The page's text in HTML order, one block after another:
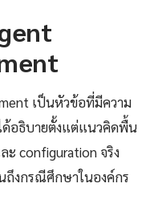
เป็นหัวข้อที่มีความ
ด้อธิบายตั้งแต่แนวคิดพื้น
ะ configuration จริง
ถึงกรณีศึกษาในองค์กร